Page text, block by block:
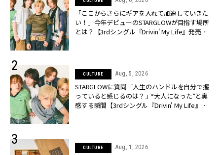
「ここからさらにギアを入れて加速していきた
い！」今年デビューのSTARGLOWが目指す場所
とは？【3rdシングル『Drivin' My Life』発売】 |
CULTURE Aug, 5, 2026
STARGLOWに質問「人生のハンドルを自分で握
っていると感じるのは？」“大️人になった”と実
感する瞬間【3rdシングル『Drivin' My Life』発
CULTURE Aug, 1, 2026